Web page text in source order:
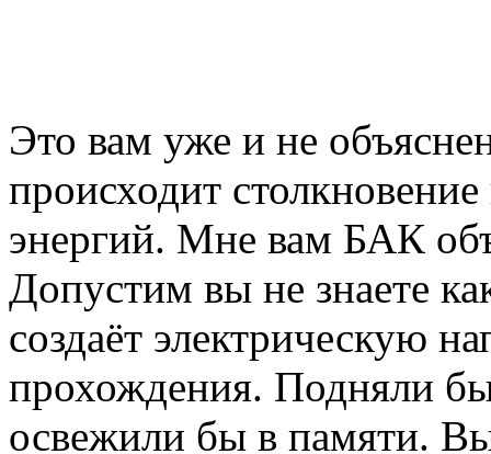
Это вам уже и не
происходит
энергий. Мне вам БАК
Допустим вы не знаете
создаёт электрическую
прохождения. Подняли
освежили бы в памяти.